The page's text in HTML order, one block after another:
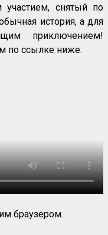
снятый по
история, а для
приключением!
по ссылке ниже.
браузером.